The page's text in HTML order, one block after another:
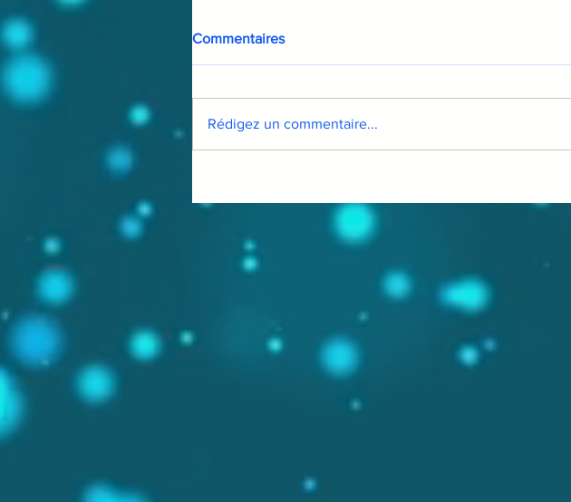
Commentaires
Rédigez un commentaire...